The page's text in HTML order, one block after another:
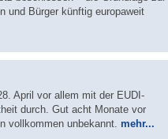
und Bürger künftig europaweit
April vor allem mit der EUDI-
durch. Gut acht Monate vor
vollkommen unbekannt. mehr...